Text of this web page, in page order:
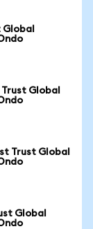
Global
Global
Trust Global
Global